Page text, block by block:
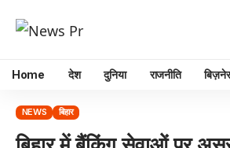
Home देश दुनिया राजनीति
NEWS बिहार